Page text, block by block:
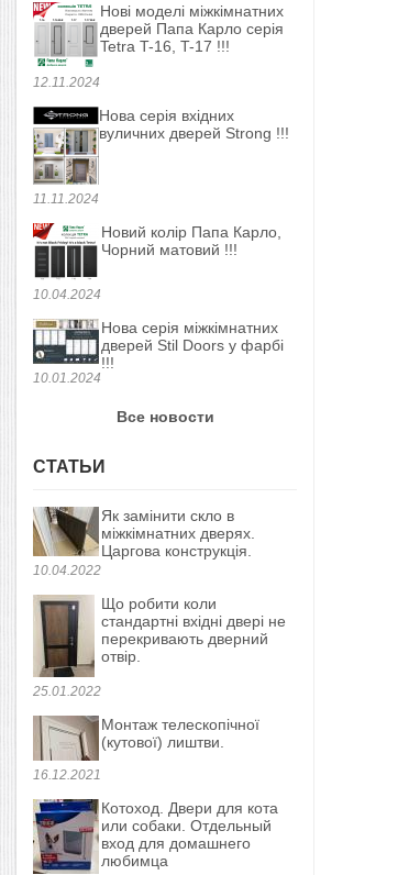
12.11.2024
Нові моделі міжкімнатних
дверей Папа Карло серія
Tetra T-16, T-17 !!!
11.11.2024
Нова серія вхідних
вуличних дверей Strong !!!
10.04.2024
Новий колір Папа Карло,
Чорний матовий !!!
10.01.2024
Нова серія міжкімнатних
дверей Stil Doors у фарбі
!!!
Все новости
СТАТЬИ
10.04.2022
Як замінити скло в
міжкімнатних дверях.
Царгова конструкція.
25.01.2022
Що робити коли
стандартні вхідні двері не
перекривають дверний
отвір.
16.12.2021
Монтаж телескопічної
(кутової) лиштви.
Котоход. Двери для кота
или собаки. Отдельный
вход для домашнего
любимца